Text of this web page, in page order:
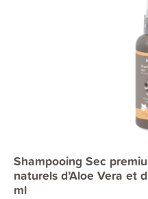
Shampooing Sec
naturels d’Aloe Vera et
ml